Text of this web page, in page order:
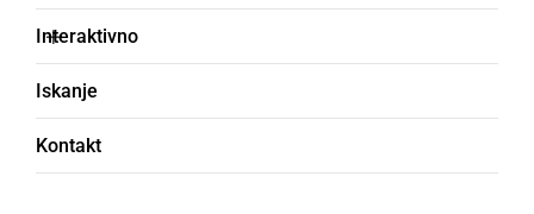
Interaktivno
Iskanje
Kontakt
DRUŽABNO
Vaška tržnica in »Radenski špricar 2015«